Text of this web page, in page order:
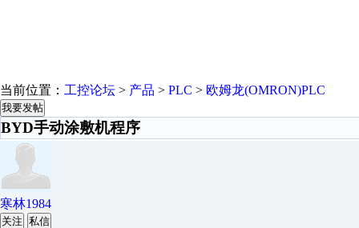
当前位置： 工控论坛 > 产品 > PLC > 欧姆龙(OMRON)PLC
我要发帖
BYD手动涂敷机程序
寒林1984
关注 私信